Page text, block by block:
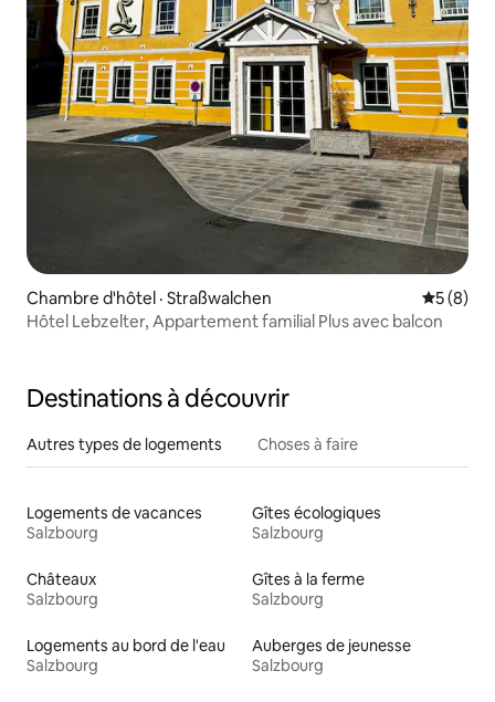
Chambre d'hôtel · Straßwalchen Note
5 (8)
Hôtel Lebzelter, Appartement familial Plus avec balcon
Destinations à découvrir
Autres types de logements Choses à faire
Logements de vacances
Salzbourg
Gîtes écologiques
Salzbourg
Châteaux
Salzbourg
Gîtes à la ferme
Salzbourg
Logements au bord de l'eau
Salzbourg
Auberges de jeunesse
Salzbourg